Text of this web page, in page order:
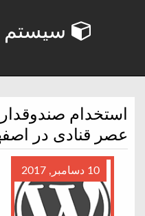
سیستم
استخدام
عصر قنادی در
10 دسامبر, 2017